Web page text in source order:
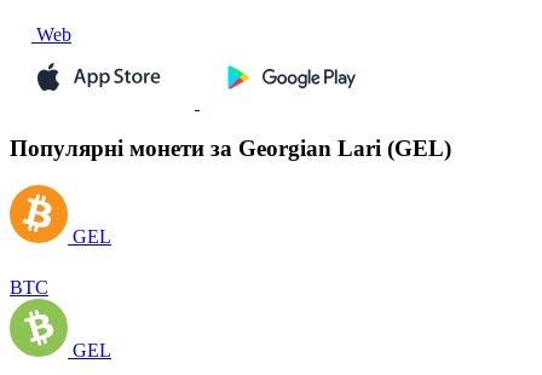
Web
Популярні монети за Georgian Lari (GEL)
GEL
BTC
GEL